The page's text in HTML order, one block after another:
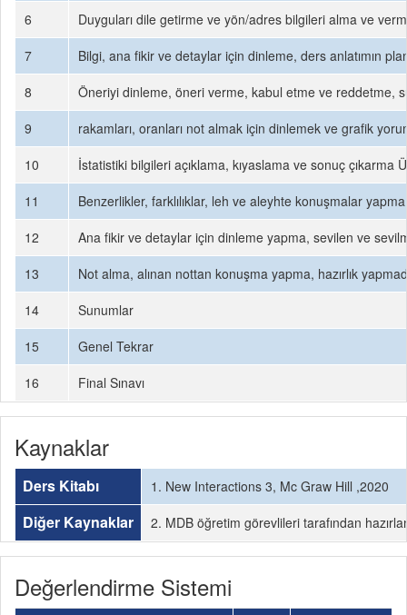
6
Duyguları dile getirme ve yön/adres bilgileri alma ve
7
Bilgi, ana fikir ve detaylar için dinleme, ders anlatımın
8
Öneriyi dinleme, öneri verme, kabul etme ve reddetme,
9
rakamları, oranları not almak için dinlemek ve grafik
10
İstatistiki bilgileri açıklama, kıyaslama ve sonuç çıkarma
11
Benzerlikler, farklılıklar, leh ve aleyhte konuşmalar
12
Ana fikir ve detaylar için dinleme yapma, sevilen ve
13
Not alma, alınan nottan konuşma yapma, hazırlık
14
Sunumlar
15
Genel Tekrar
16
Final Sınavı
Kaynaklar
Ders Kitabı 1. New Interactions 3, Mc Graw Hill ,2020
Diğer Kaynaklar 2. MDB öğretim görevlileri tarafından
Değerlendirme Sistemi